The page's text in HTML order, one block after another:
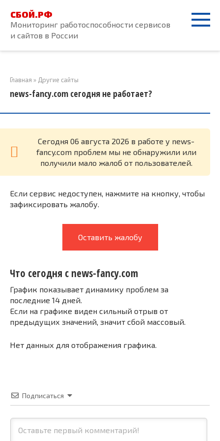
контенту
СБОЙ.РФ
Мониторинг работоспособности сервисов
и сайтов в России
Главная » Другие сайты
news-fancy.com сегодня не работает?
Cегодня 06 августа 2026 в работе у news-
fancy.com проблем мы не обнаружили или
получили мало жалоб от пользователей.
Если сервис недоступен, нажмите на кнопку, чтобы
зафиксировать жалобу.
Оставить жалобу
Что сегодня с news-fancy.com
График показывает динамику проблем за
последние 14 дней.
Если на графике виден сильный отрыв от
предыдущих значений, значит сбой массовый.
Нет данных для отображения графика.
Подписаться